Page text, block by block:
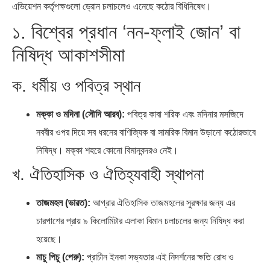
ভারত মহাসাগরের অশ্রু: শ্রীলঙ্কার
২৬…
এভিয়েশন কর্তৃপক্ষগুলো ড্রোন চলাচলেও এনেছে কঠোর বিধিনিষেধ।
১. বিশ্বের প্রধান ‘নন-ফ্লাই জোন’ বা
নিষিদ্ধ আকাশসীমা
ক. ধর্মীয় ও পবিত্র স্থান
মক্কা ও মদিনা (সৌদি আরব): পবিত্র কাবা শরিফ এবং মদিনার মসজিদে
নববীর ওপর দিয়ে সব ধরনের বাণিজ্যিক বা সামরিক বিমান উড়ানো কঠোরভাবে
নিষিদ্ধ। মক্কা শহরে কোনো বিমানবন্দরও নেই।
খ. ঐতিহাসিক ও ঐতিহ্যবাহী স্থাপনা
তাজমহল (ভারত): আগ্রার ঐতিহাসিক তাজমহলের সুরক্ষার জন্য এর
চারপাশের প্রায় ৯ কিলোমিটার এলাকা বিমান চলাচলের জন্য নিষিদ্ধ করা
হয়েছে।
মাচু পিচু (পেরু): প্রাচীন ইনকা সভ্যতার এই নিদর্শনের ক্ষতি রোধ ও